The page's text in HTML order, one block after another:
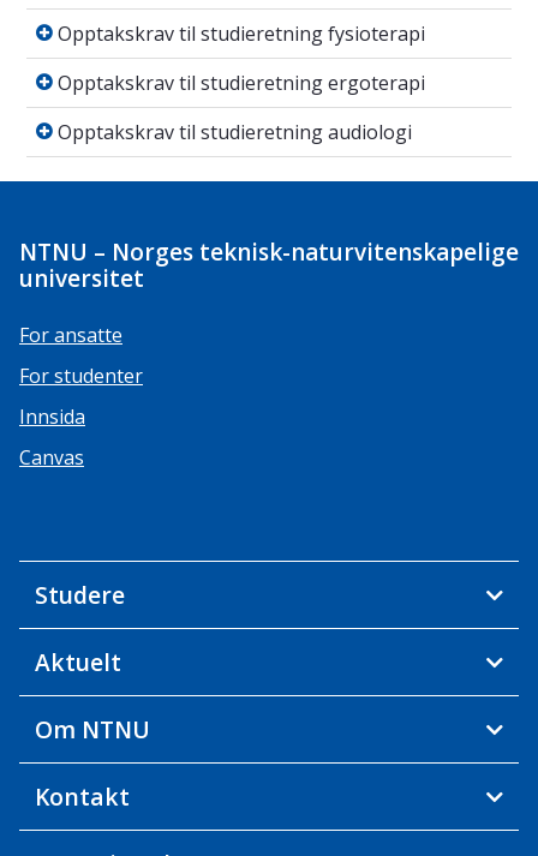
Opptakskrav til studieretning fysioterapi
Opptakskrav til studieretning fysioterapi
Opptakskrav til studieretning ergoterapi
Opptakskrav til studieretning ergoterapi
Opptakskrav til studieretning audiologi
Opptakskrav til studieretning audiologi
NTNU – Norges teknisk-naturvitenskapelige
universitet
For ansatte
For studenter
Innsida
Canvas
Studere
Aktuelt
Om NTNU
Kontakt